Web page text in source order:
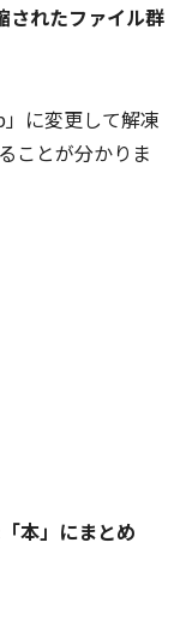
されたファイル群
に変更して解凍
ことが分かりま
本」にまとめ